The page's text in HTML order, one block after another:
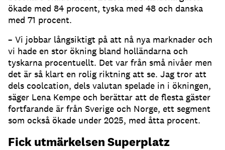
ökade med 84 procent, tyska med 48 och danska
med 71 procent.
– Vi jobbar långsiktigt på att nå nya marknader och
vi hade en stor ökning bland holländarna och
tyskarna procentuellt. Det var från små nivåer men
det är så klart en rolig riktning att se. Jag tror att
dels coolcation, dels valutan spelade in i ökningen,
säger Lena Kempe och berättar att de flesta gäster
fortfarande är från Sverige och Norge, ett segment
som också ökade under 2025, med åtta procent.
Fick utmärkelsen Superplatz